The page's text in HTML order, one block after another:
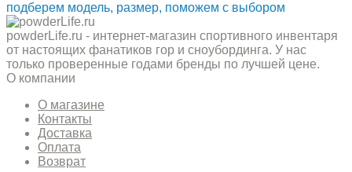
подберем модель, размер, поможем с выбором
powderLife.ru - интернет-магазин спортивного инвентаря
от настоящих фанатиков гор и сноубординга. У нас
только проверенные годами бренды по лучшей цене.
О компании
О магазине
Контакты
Доставка
Оплата
Возврат